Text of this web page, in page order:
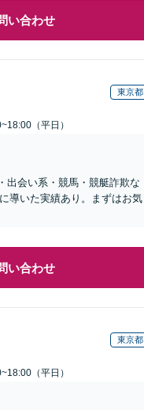
い合わせ
東京都
（平日）
出会い系・競馬・競艇詐欺な
導いた実績あり。まずはお気
い合わせ
東京都
（平日）